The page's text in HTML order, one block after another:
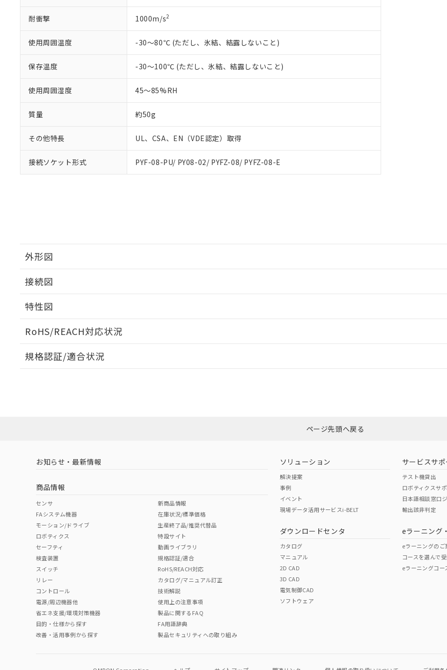
耐衝撃 1000m/s2
使用周囲温度 -30～80℃ (ただし、氷結、結露しないこと)
保存温度 -30～100℃ (ただし、氷結、結露しないこと)
使用周囲湿度 45～85%RH
質量 約50g
その他特長 UL、CSA、EN（VDE認定）取得
接続ソケット形式 PYF-08-PU/ PY08-02/ PYFZ-08/ PYFZ-08-E
外形図
接続図
特性図
サージオン電流耐量
RoHS/REACH対応状況
EU RoHS 注意事項・凡例
ダウンロードはこちら
中国 RoHS 注意事項・凡例
中国 RoHS表
Pb Hg Cr(VI)
"対応済み"や非含有の記載がされた商品であっても、流通在庫等で未対応品が混在する可能性があります。
非含有品が必要な際は、弊社営業部門もしくは販売店へお問い合わせください。
規格認証/適合状況
（イギリス
（ノルウェー
（日本
（アメリカ
この製品の規格認証/適合
その他の認証はこちらのページからご
ページ先頭へ戻る
お知らせ・最新情報
商品情報
センサ
FAシステム機器
モーション/ドライブ
ロボティクス
セーフティ
検査装置
スイッチ
リレー
コントロール
電源/周辺機器他
省エネ支援/環境対策機器
目的・仕様から探す
改善・活用事例から探す
新商品情報
在庫状況/標準価格
生産終了品/推奨代替品
特設サイト
動画ライブラリ
規格認証/適合
RoHS/REACH対応
カタログ/マニュアル訂正
技術解説
使用上の注意事項
製品に関するFAQ
FA用語辞典
製品セキュリティへの取り組み
ソリューション
解決提案
事例
イベント
現場データ活用サービスi-BELT
ダウンロードセンタ
カタログ
マニュアル
2D CAD
3D CAD
電気制御CAD
ソフトウェア
サービスサポ
テスト機貸出
ロボティクスサ
日本語相談窓口
輸出該非判定
eラーニング
eラーニングのご
コースを選んで
eラーニングコー